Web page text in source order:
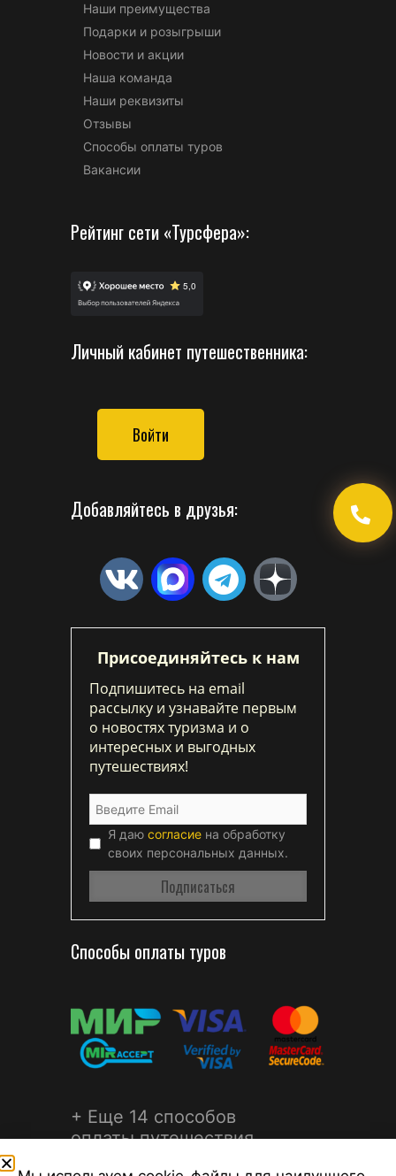
Наши преимущества
Подарки и розыгрыши
Новости и акции
Наша команда
Наши реквизиты
Отзывы
Способы оплаты туров
Вакансии
Рейтинг сети «Турсфера»:
Личный кабинет путешественника:
Войти
Добавляйтесь в друзья:
Присоединяйтесь к нам
Подпишитесь на email
рассылку и узнавайте первым
о новостях туризма и о
интересных и выгодных
путешествиях!
Я даю согласие на обработку
своих персональных данных.
Способы оплаты туров
+ Еще 14 способов
оплаты путешествия